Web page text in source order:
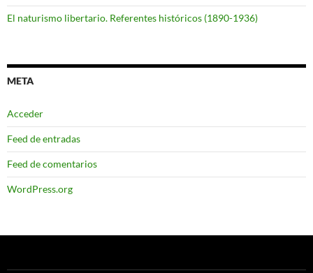
El naturismo libertario. Referentes históricos (1890-1936)
META
Acceder
Feed de entradas
Feed de comentarios
WordPress.org